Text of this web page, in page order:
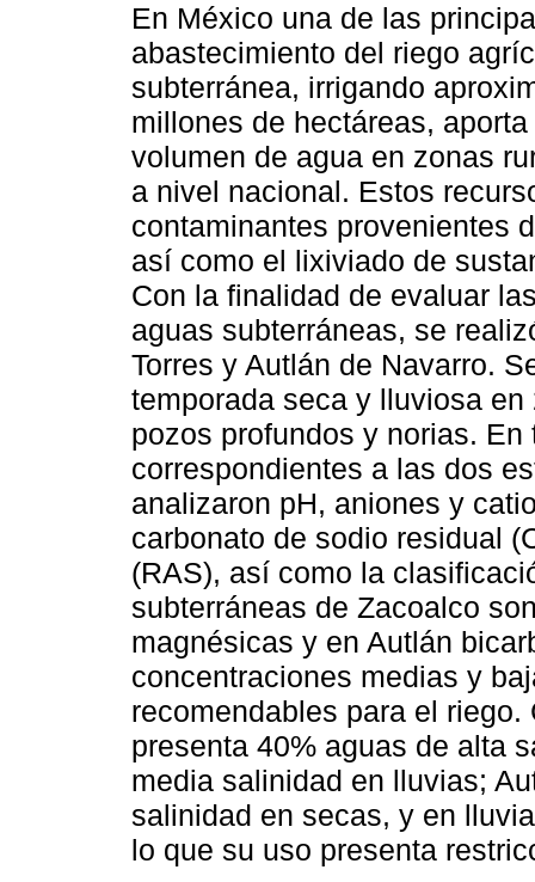
En México una de las
abastecimiento del riego
subterránea, irrigando
millones de hectáreas,
volumen de agua en zonas
a nivel nacional. Estos
contaminantes provenientes
así como el lixiviado de
Con la finalidad de evaluar
aguas subterráneas, se
Torres y Autlán de Navarro.
temporada seca y lluviosa
pozos profundos y norias.
correspondientes a las dos
analizaron pH, aniones y
carbonato de sodio residual
(RAS), así como la
subterráneas de Zacoalco
magnésicas y en Autlán
concentraciones medias y
recomendables para el
presenta 40% aguas de alta
media salinidad en lluvias;
salinidad en secas, y en
lo que su uso presenta